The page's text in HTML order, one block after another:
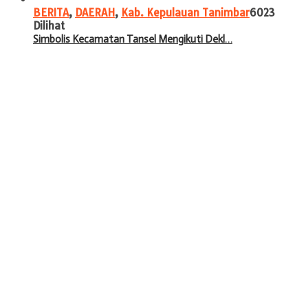
BERITA, DAERAH, Kab. Kepulauan Tanimbar6023
Dilihat
Simbolis Kecamatan Tansel Mengikuti Dekl…